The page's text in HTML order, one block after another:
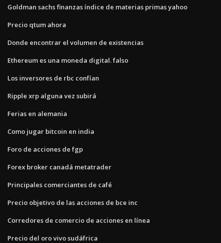
Goldman sachs finanzas índice de materias primas yahoo
Precio qtum ahora
Donde encontrar el volumen de existencias
Ethereum es una moneda digital. falso
Los inversores de rbc confían
Ripple xrp alguna vez subirá
Ferias en alemania
Como jugar bitcoin en india
Foro de acciones de fgp
Forex broker canadá metatrader
Principales comerciantes de café
Precio objetivo de las acciones de bce inc
Corredores de comercio de acciones en línea
Precio del oro vivo sudáfrica